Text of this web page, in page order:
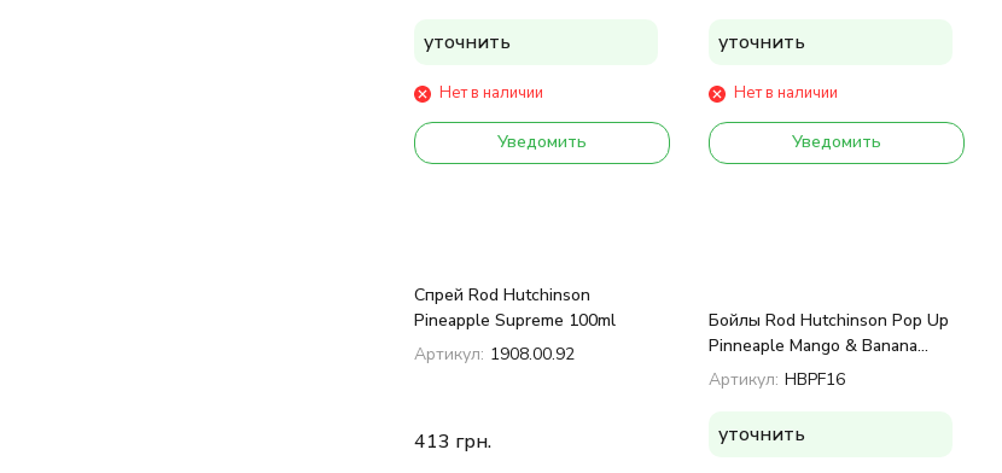
уточнить
Нет в наличии
Уведомить
уточнить
Нет в наличии
Уведомить
Спрей Rod Hutchinson
Pineapple Supreme 100ml
Артикул: 1908.00.92
413 грн.
Бойлы Rod Hutchinson Pop Up
Pinneaple Mango & Banana
15mm 60gr
Артикул: HBPF16
уточнить